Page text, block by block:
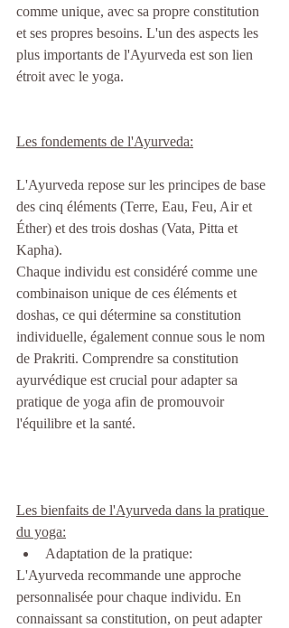
comme unique, avec sa propre constitution
et ses propres besoins. L'un des aspects les
plus importants de l'Ayurveda est son lien
étroit avec le yoga.
Les fondements de l'Ayurveda:
L'Ayurveda repose sur les principes de base
des cinq éléments (Terre, Eau, Feu, Air et
Éther) et des trois doshas (Vata, Pitta et
Kapha).
Chaque individu est considéré comme une
combinaison unique de ces éléments et
doshas, ce qui détermine sa constitution
individuelle, également connue sous le nom
de Prakriti. Comprendre sa constitution
ayurvédique est crucial pour adapter sa
pratique de yoga afin de promouvoir
l'équilibre et la santé.
Les bienfaits de l'Ayurveda dans la pratique
du yoga:
Adaptation de la pratique:
L'Ayurveda recommande une approche
personnalisée pour chaque individu. En
connaissant sa constitution, on peut adapter